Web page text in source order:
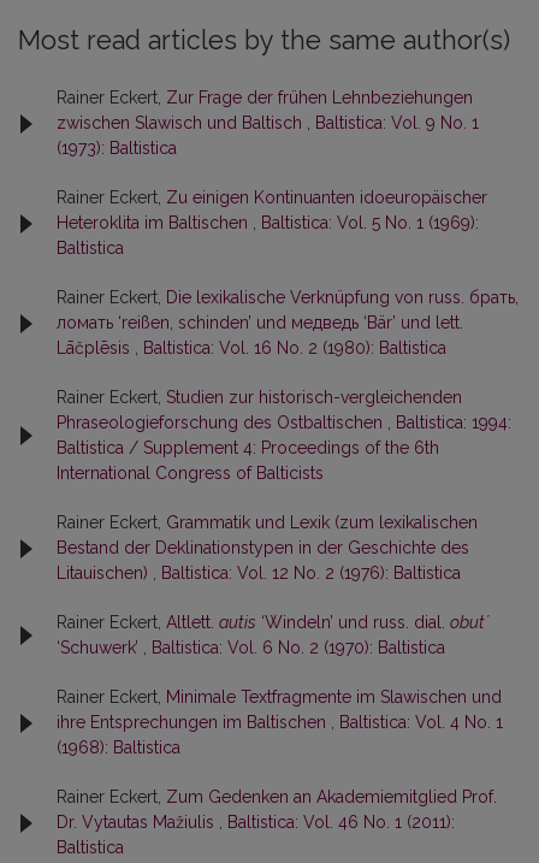
Most read articles by the same author(s)
Rainer Eckert, Zur Frage der frühen Lehnbeziehungen
zwischen Slawisch und Baltisch
Baltistica: Vol. 9 No. 1
(1973): Baltistica
Rainer Eckert, Zu einigen Kontinuanten idoeuropäischer
Heteroklita im Baltischen
Baltistica: Vol. 5 No. 1 (1969):
Baltistica
Rainer Eckert, Die lexikalische Verknüpfung von russ. брать,
ломать ‘reißen, schinden’ und медведь ‘Bär’ und lett.
Lāčplēsis
Baltistica: Vol. 16 No. 2 (1980): Baltistica
Rainer Eckert, Studien zur historisch-vergleichenden
Phraseologieforschung des Ostbaltischen
Baltistica: 1994:
Baltistica / Supplement 4: Proceedings of the 6th
International Congress of Balticists
Rainer Eckert, Grammatik und Lexik (zum lexikalischen
Bestand der Deklinationstypen in der Geschichte des
Litauischen)
Baltistica: Vol. 12 No. 2 (1976): Baltistica
Rainer Eckert, Altlett. autis ‘Windeln’ und russ. dial. obut´
‘Schuwerk’
Baltistica: Vol. 6 No. 2 (1970): Baltistica
Rainer Eckert, Minimale Textfragmente im Slawischen und
ihre Entsprechungen im Baltischen
Baltistica: Vol. 4 No. 1
(1968): Baltistica
Rainer Eckert, Zum Gedenken an Akademiemitglied Prof.
Dr. Vytautas Mažiulis
Baltistica: Vol. 46 No. 1 (2011):
Baltistica